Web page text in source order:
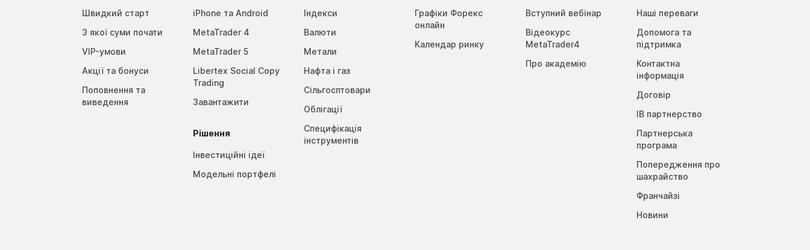
Швидкий старт
З якої суми почати
VIP-умови
Акції та бонуси
Поповнення та
виведення
iPhone та Android
MetaTrader 4
MetaTrader 5
Libertex Social Copy
Trading
Завантажити
Рішення
Інвестиційні ідеї
Модельні портфелі
Індекси
Валюти
Метали
Нафта і газ
Сільгосптовари
Облігації
Специфікація
інструментів
Графіки Форекс
онлайн
Календар ринку
Вступний вебінар
Відеокурс
MetaTrader4
Про академію
Наші переваги
Допомога та
підтримка
Контактна
інформація
Договір
IB партнерство
Партнерська
програма
Попередження про
шахрайство
Франчайзі
Новини